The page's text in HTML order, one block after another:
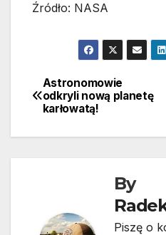
Źródło: NASA
Nawigacja
wpisu
Astronomowie
odkryli nową planetę
karłowatą!
By
Piszę o